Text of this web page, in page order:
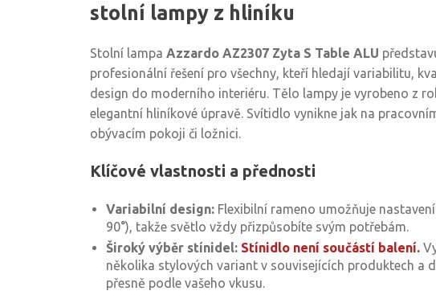
stolní lampy z hliníku
Stolní lampa Azzardo AZ2307 Zyta S Table ALU
profesionální řešení pro všechny, kteří hledají variabilitu,
design do moderního interiéru. Tělo lampy je vyrobeno z
elegantní hliníkové úpravě. Svítidlo vynikne jak na
obývacím pokoji či ložnici.
Klíčové vlastnosti a přednosti
Variabilní design: Flexibilní rameno umožňuje
90°), takže světlo vždy přizpůsobíte svým potřebám.
Široký výběr stínidel: Stínidlo není součástí balení.
několika stylových variant v souvisejících produktech a
přesně podle vašeho vkusu.